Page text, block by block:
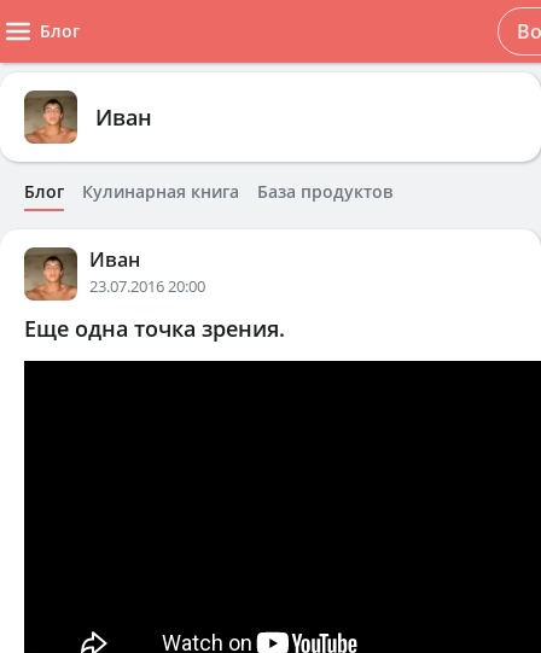
Блог
Иван
Блог Кулинарная книга База продуктов
Иван
23.07.2016 20:00
Еще одна точка зрения.